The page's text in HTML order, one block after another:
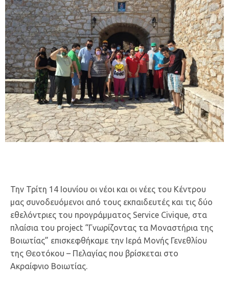
Την Τρίτη 14 Ιουνίου οι νέοι και οι νέες του Κέντρου
μας συνοδευόμενοι από τους εκπαιδευτές και τις δύο
εθελόντριες του προγράμματος Service Civique, στα
πλαίσια του project “Γνωρίζοντας τα Μοναστήρια της
Βοιωτίας” επισκεφθήκαμε την Ιερά Μονής Γενεθλίου
της Θεοτόκου – Πελαγίας που βρίσκεται στο
Ακραίφνιο Βοιωτίας.